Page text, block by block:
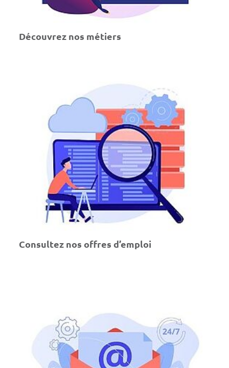
Découvrez nos métiers
Consultez nos offres d’emploi